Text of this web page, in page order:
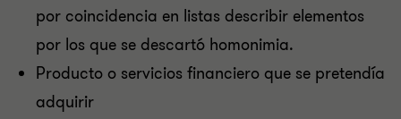
por coincidencia en listas describir elementos
por los que se descartó homonimia.
Producto o servicios financiero que se pretendía
adquirir